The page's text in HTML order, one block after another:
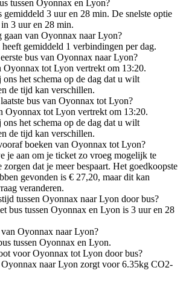
tussen Oyonnax en Lyon?
3 uur en 28 min. De snelste optie
3 uur en 28 min.
gaan van Oyonnax naar Lyon?
gemiddeld 1 verbindingen per dag.
bus van Oyonnax naar Lyon?
Oyonnax tot Lyon vertrekt om 13:20.
het schema op de dag dat u wilt
de tijd kan verschillen.
bus van Oyonnax tot Lyon?
Oyonnax tot Lyon vertrekt om 13:20.
het schema op de dag dat u wilt
de tijd kan verschillen.
boeken van Oyonnax tot Lyon?
je aan om je ticket zo vroeg mogelijk te
dat je meer bespaart. Het goedkoopste
gevonden is € 27,20, maar dit kan
veranderen.
tussen Oyonnax naar Lyon door bus?
bus tussen Oyonnax en Lyon is 3 uur en 28
Oyonnax naar Lyon?
tussen Oyonnax en Lyon.
voor Oyonnax tot Lyon door bus?
naar Lyon zorgt voor 6.35kg CO2-